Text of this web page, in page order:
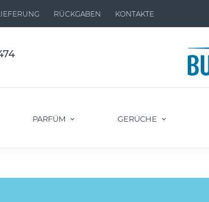
RÜCKGABEN KONTAKTE
PARFÜM GERÜCHE